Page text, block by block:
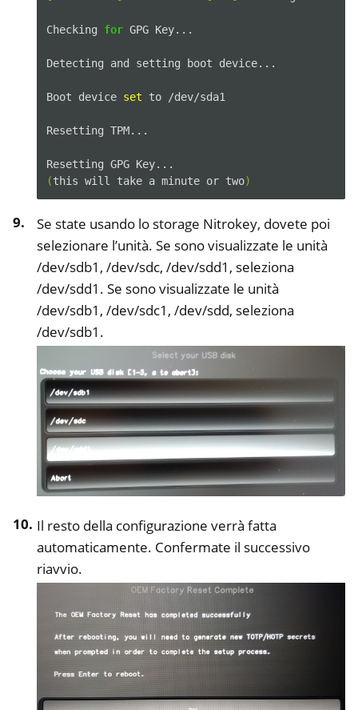
Checking for GPG Key...
Detecting and setting boot device...
Boot device set to /dev/sda1
Resetting TPM...
Resetting GPG
(this will take a minute or two)
Se state usando lo storage Nitrokey, dovete poi
selezionare l’unità. Se sono visualizzate le unità
/dev/sdb1, /dev/sdc, /dev/sdd1, seleziona
/dev/sdd1. Se sono visualizzate le unità
/dev/sdb1, /dev/sdc1, /dev/sdd, seleziona
/dev/sdb1.
Il resto della configurazione verrà fatta
automaticamente. Confermate il successivo
riavvio.